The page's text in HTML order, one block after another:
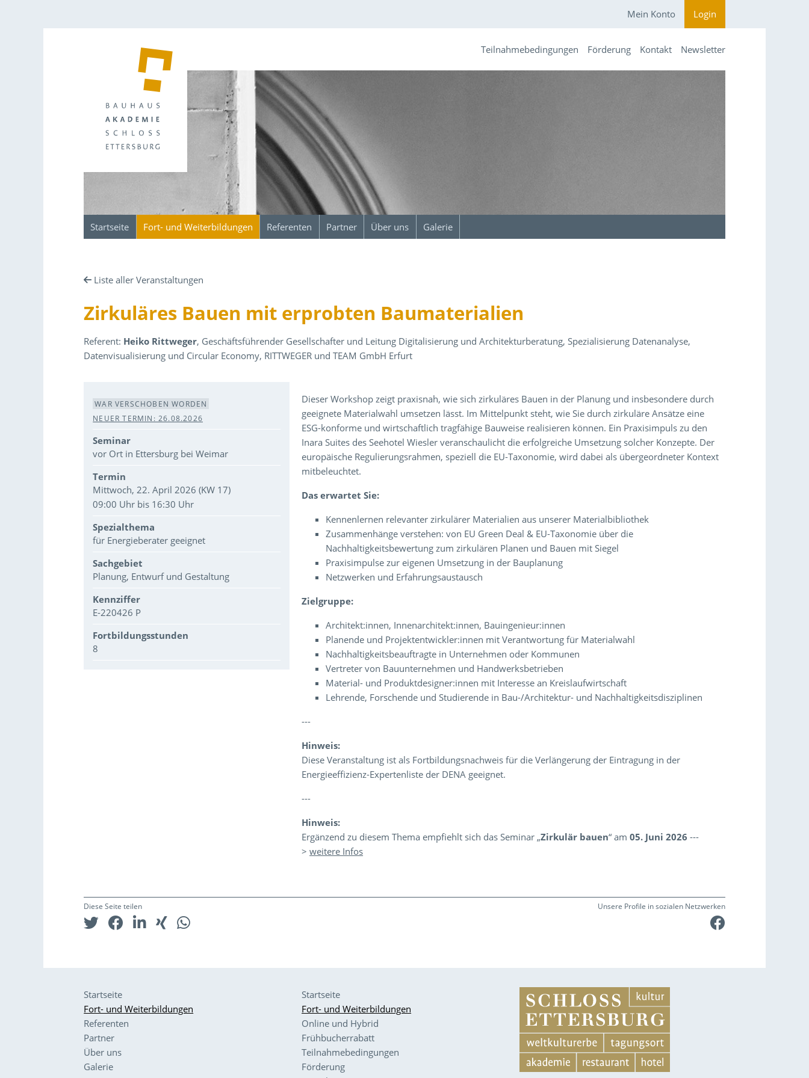
Mein Konto Login
Startseite Fort- und Weiterbildungen Referenten Partner Über uns Galerie
Teilnahmebedingungen Förderung Kontakt Newsletter
Liste aller Veranstaltungen
Zirkuläres Bauen mit erprobten Baumaterialien
Referent: Heiko Rittweger, Geschäftsführender Gesellschafter und Leitung Digitalisierung und Architekturberatung, Spezialisierung Datenanalyse,
Datenvisualisierung und Circular Economy, RITTWEGER und TEAM GmbH Erfurt
Veranstaltungsdaten
WAR VERSCHOBEN WORDEN
NEUER TERMIN: 26.08.2026
Seminar
vor Ort in Ettersburg bei Weimar
Termin
Mittwoch, 22. April 2026 (KW 17)
09:00 Uhr bis 16:30 Uhr
Spezialthema
für Energieberater geeignet
Sachgebiet
Planung, Entwurf und Gestaltung
Kennziffer
E-220426 P
Fortbildungsstunden
8
Dieser Workshop zeigt praxisnah, wie sich zirkuläres Bauen in der Planung und insbesondere durch
geeignete Materialwahl umsetzen lässt. Im Mittelpunkt steht, wie Sie durch zirkuläre Ansätze eine
ESG-konforme und wirtschaftlich tragfähige Bauweise realisieren können. Ein Praxisimpuls zu den
Inara Suites des Seehotel Wiesler veranschaulicht die erfolgreiche Umsetzung solcher Konzepte. Der
europäische Regulierungsrahmen, speziell die EU-Taxonomie, wird dabei als übergeordneter Kontext
mitbeleuchtet.
Das erwartet Sie:
Kennenlernen relevanter zirkulärer Materialien aus unserer Materialbibliothek
Zusammenhänge verstehen: von EU Green Deal & EU-Taxonomie über die
Nachhaltigkeitsbewertung zum zirkulären Planen und Bauen mit Siegel
Praxisimpulse zur eigenen Umsetzung in der Bauplanung
Netzwerken und Erfahrungsaustausch
Zielgruppe:
Architekt:innen, Innenarchitekt:innen, Bauingenieur:innen
Planende und Projektentwickler:innen mit Verantwortung für Materialwahl
Nachhaltigkeitsbeauftragte in Unternehmen oder Kommunen
Vertreter von Bauunternehmen und Handwerksbetrieben
Material- und Produktdesigner:innen mit Interesse an Kreislaufwirtschaft
Lehrende, Forschende und Studierende in Bau-/Architektur- und Nachhaltigkeitsdisziplinen
---
Hinweis:
Diese Veranstaltung ist als Fortbildungsnachweis für die Verlängerung der Eintragung in der
Energieeffizienz-Expertenliste der DENA geeignet.
---
Hinweis:
Ergänzend zu diesem Thema empfiehlt sich das Seminar „Zirkulär bauen“ am05. Juni 2026---
>weitere Infos
Diese Seite teilen Unsere Profile in sozialen Netzwerken
Startseite
Fort- und Weiterbildungen
Referenten
Partner
Über uns
Galerie
Startseite
Fort- und Weiterbildungen
Online und Hybrid
Frühbucherrabatt
Teilnahmebedingungen
Förderung